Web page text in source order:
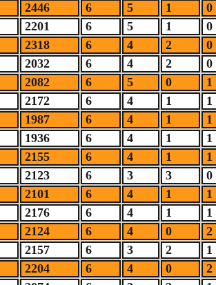
2446 6 5 1 0
2201 6 5 1 0
2318 6 4 2 0
2032 6 4 2 0
2082 6 5 0 1
2172 6 4 1 1
1987 6 4 1 1
1936 6 4 1 1
2155 6 4 1 1
2123 6 3 3 0
2101 6 4 1 1
2176 6 4 1 1
2124 6 4 0 2
2157 6 3 2 1
2204 6 4 0 2